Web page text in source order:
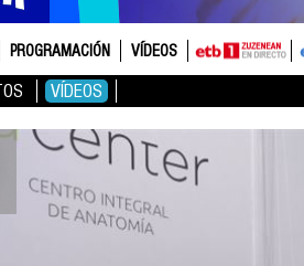
PROGRAMACIÓN VÍDEOS
VÍDEOS